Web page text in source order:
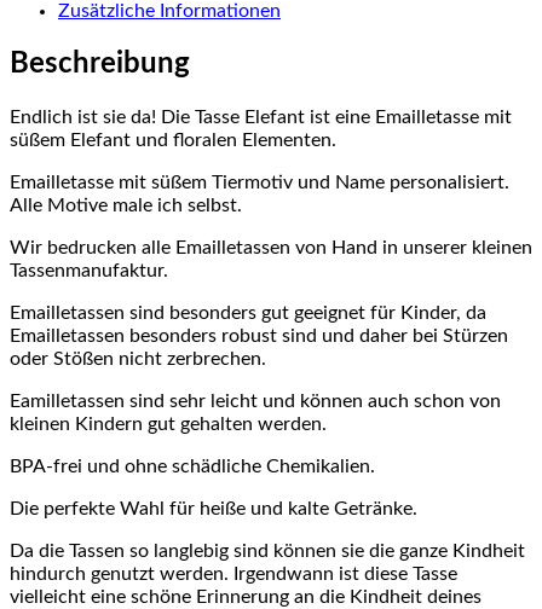
Zusätzliche Informationen
Beschreibung
Endlich ist sie da! Die Tasse Elefant ist eine Emailletasse mit
süßem Elefant und floralen Elementen.
Emailletasse mit süßem Tiermotiv und Name personalisiert.
Alle Motive male ich selbst.
Wir bedrucken alle Emailletassen von Hand in unserer kleinen
Tassenmanufaktur.
Emailletassen sind besonders gut geeignet für Kinder, da
Emailletassen besonders robust sind und daher bei Stürzen
oder Stößen nicht zerbrechen.
Eamilletassen sind sehr leicht und können auch schon von
kleinen Kindern gut gehalten werden.
BPA-frei und ohne schädliche Chemikalien.
Die perfekte Wahl für heiße und kalte Getränke.
Da die Tassen so langlebig sind können sie die ganze Kindheit
hindurch genutzt werden. Irgendwann ist diese Tasse
vielleicht eine schöne Erinnerung an die Kindheit deines